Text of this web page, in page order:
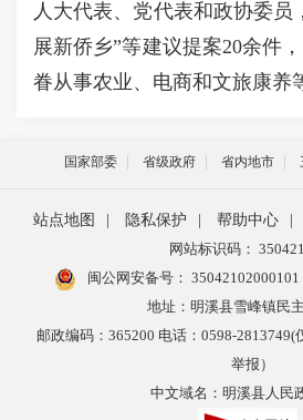
人大代表、党代表和政协委员
展新侨乡”等建议提案20余件
眷从事农业、电商和文旅康养
国家部委 省级政府 省内地市
站点地图 隐私保护 帮助中心
网站标识码：
闽公网安备号： 35042102000101
地址：明溪县雪峰镇民
邮政编码：365200 电话：0598-
举报）
中文域名：明溪县人民